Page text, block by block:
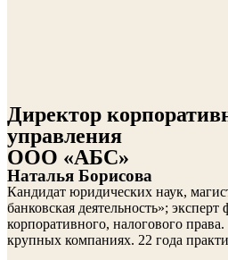
Директор
управления
ООО «АБС»
Наталья Борисова
Кандидат юридических наук,
банковская деятельность»; эксперт
корпоративного, налогового
крупных компаниях. 22 года